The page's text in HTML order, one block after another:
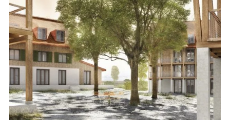
Références
Conseil en maîtrise
d’ouvrage
Conseil immobilier
Conseil aux entreprises
Publication